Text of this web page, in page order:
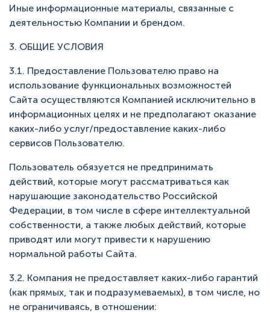
Иные информационные материалы, связанные с
деятельностью Компании и брендом.
3. ОБЩИЕ УСЛОВИЯ
3.1. Предоставление Пользователю право на
использование функциональных возможностей
Сайта осуществляются Компанией исключительно в
информационных целях и не предполагают оказание
каких-либо услуг/предоставление каких-либо
сервисов Пользователю.
Пользователь обязуется не предпринимать
действий, которые могут рассматриваться как
нарушающие законодательство Российской
Федерации, в том числе в сфере интеллектуальной
собственности, а также любых действий, которые
приводят или могут привести к нарушению
нормальной работы Сайта.
3.2. Компания не предоставляет каких-либо гарантий
(как прямых, так и подразумеваемых), в том числе, но
не ограничиваясь, в отношении: